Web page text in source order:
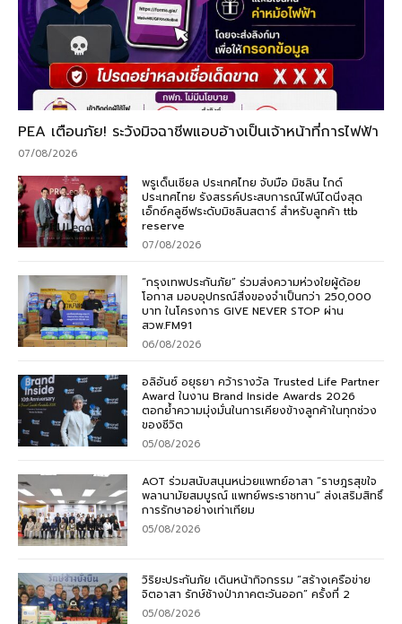
PEA เตือนภัย! ระวังมิจฉาชีพแอบอ้างเป็นเจ้าหน้าที่การไฟฟ้า
07/08/2026
พรูเด็นเชียล ประเทศไทย จับมือ มิชลิน ไกด์
ประเทศไทย รังสรรค์ประสบการณ์ไฟน์ไดนิ่งสุด
เอ็กซ์คลูซีฟระดับมิชลินสตาร์ สำหรับลูกค้า ttb
reserve
07/08/2026
“กรุงเทพประกันภัย” ร่วมส่งความห่วงใยผู้ด้อย
โอกาส มอบอุปกรณ์สิ่งของจำเป็นกว่า 250,000
บาท ในโครงการ GIVE NEVER STOP ผ่าน
สวพ.FM91
06/08/2026
อลิอันซ์ อยุธยา คว้ารางวัล Trusted Life Partner
Award ในงาน Brand Inside Awards 2026
ตอกย้ำความมุ่งมั่นในการเคียงข้างลูกค้าในทุกช่วง
ของชีวิต
05/08/2026
AOT ร่วมสนับสนุนหน่วยแพทย์อาสา “ราษฎรสุขใจ
พลานามัยสมบูรณ์ แพทย์พระราชทาน” ส่งเสริมสิทธิ์
การรักษาอย่างเท่าเทียม
05/08/2026
วิริยะประกันภัย เดินหน้ากิจกรรม “สร้างเครือข่าย
จิตอาสา รักษ์ช้างป่าภาคตะวันออก” ครั้งที่ 2
05/08/2026